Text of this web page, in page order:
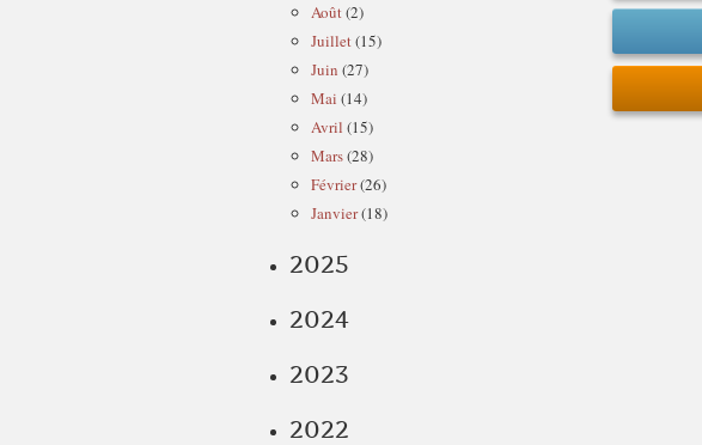
Août(2)
Juillet(15)
Juin (27)
Mai (14)
Avril (15)
Mars(28)
Février(26)
Janvier(18)
2025
2024
2023
2022